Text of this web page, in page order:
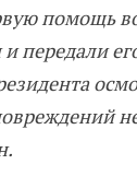
помощь
передали